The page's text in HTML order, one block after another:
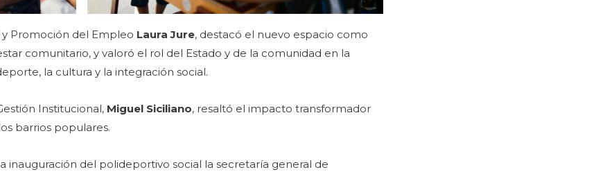
y Promoción del Empleo Laura Jure, destacó el nuevo espacio como
comunitario, y valoró el rol del Estado y de la comunidad en la
la cultura y la integración social.
Institucional, Miguel Siciliano, resaltó el impacto transformador
barrios populares.
inauguración del polideportivo social la secretaría general de